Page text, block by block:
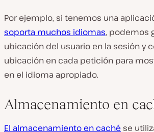
Por ejemplo, si tenemos una
soporta muchos idiomas, podemos
ubicación del usuario en la sesión y
ubicación en cada petición para
en el idioma apropiado.
Almacenamiento en
El almacenamiento en caché se